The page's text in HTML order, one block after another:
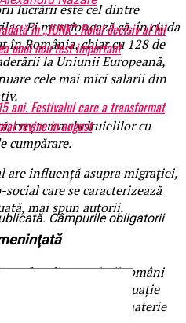
lucrării este cel dintre
Ei menţionează că, în ciuda
în România, chiar cu 128 de
la Uniunii Europeană,
cele mai mici salarii din
creşterea cheltuielilor cu
cumpărare.
are influenţă asupra migraţiei,
care se caracterizează
mai spun autorii.
sfert din angajaţii români
descrie o situaţie
decidenţilor în materie
în „JUNK”. Rolul decisiv al lui
unui nou test important
ani. Festivalul care a transformat
revine in august
Câmpurile obligatorii